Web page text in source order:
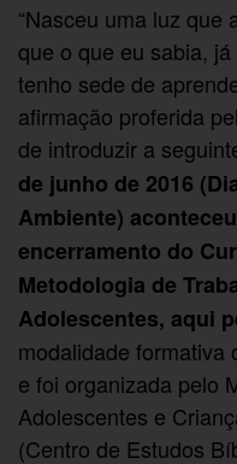
“Nasceu uma luz que
que o que eu sabia,
tenho sede de
afirmação proferida
de introduzir a
de junho de 2016
Ambiente)
encerramento do
Metodologia de
Adolescentes, aqui
modalidade formativa
e foi organizada pelo
Adolescentes e
(Centro de Estudos